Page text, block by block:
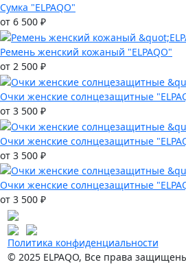
Сумка "ELPAQO"
от 6 500 ₽
Ремень женский кожаный "ELPAQO"
от 2 500 ₽
Очки женские солнцезащитные
от 3 500 ₽
Очки женские солнцезащитные
от 3 500 ₽
Очки женские солнцезащитные
от 3 500 ₽
Политика конфиденциальности
© 2025 ELPAQO, Все права